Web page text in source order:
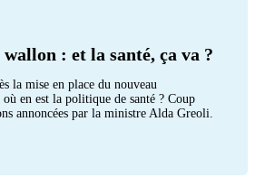
: et la santé, ça va ?
la mise en place du nouveau
en est la politique de santé ? Coup
annoncées par la ministre Alda Greoli.